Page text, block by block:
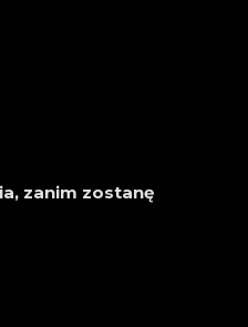
zanim zostanę